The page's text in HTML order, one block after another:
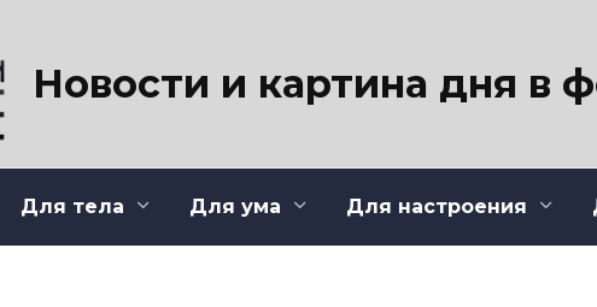
Новости и картина дня в
Для тела Для ума Для настроения